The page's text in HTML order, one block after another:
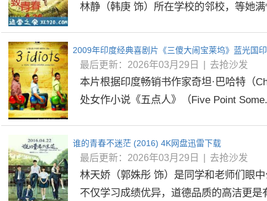
林静（韩庚 饰）所在学校的邻校，等她
最后更新：2026年03月29日 去抢沙发
本片根据印度畅销书作家奇坦·巴哈特（
处女作小说《五点人》（Five Point
谁的青春不迷茫 (2016) 4K网盘迅雷下载
最后更新：2026年03月29日 去抢沙发
林天娇（郭姝彤 饰）是同学和老师们眼
不仅学习成绩优异，道德品质的高洁更是